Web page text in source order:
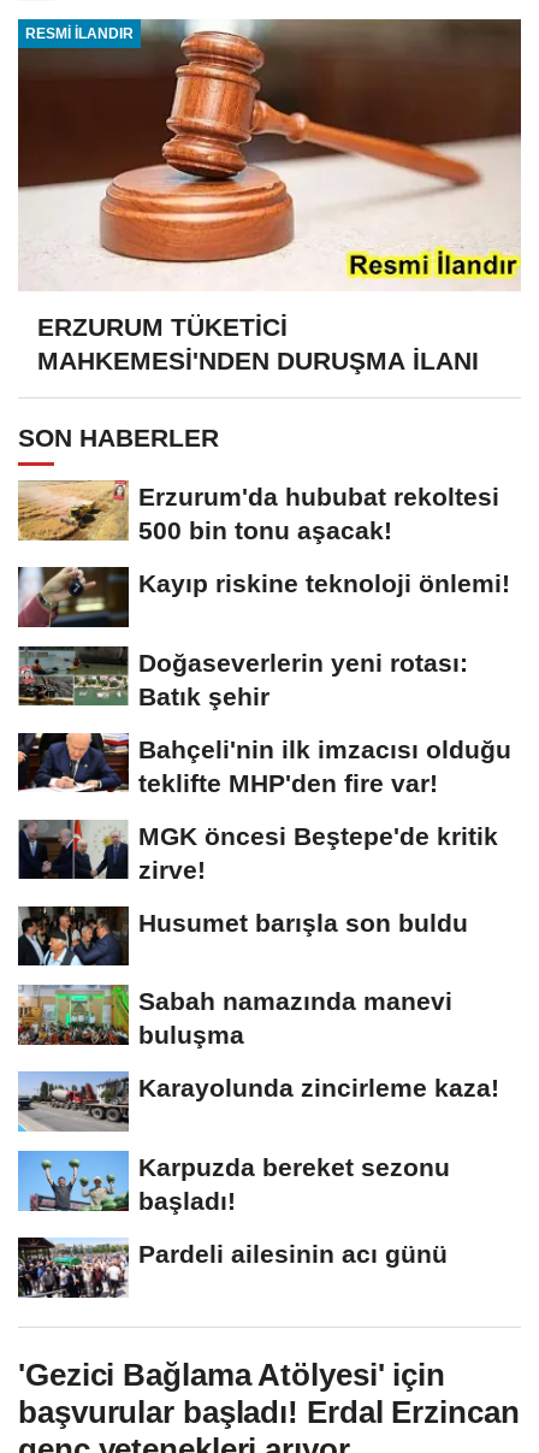
RESMİ İLANDIR
ERZURUM TÜKETİCİ
MAHKEMESİ'NDEN DURUŞMA İLANI
SON HABERLER
Erzurum'da hububat rekoltesi
500 bin tonu aşacak!
Kayıp riskine teknoloji önlemi!
Doğaseverlerin yeni rotası:
Batık şehir
Bahçeli'nin ilk imzacısı olduğu
teklifte MHP'den fire var!
MGK öncesi Beştepe'de kritik
zirve!
Husumet barışla son buldu
Sabah namazında manevi
buluşma
Karayolunda zincirleme kaza!
Karpuzda bereket sezonu
başladı!
Pardeli ailesinin acı günü
'Gezici Bağlama Atölyesi' için
başvurular başladı! Erdal Erzincan